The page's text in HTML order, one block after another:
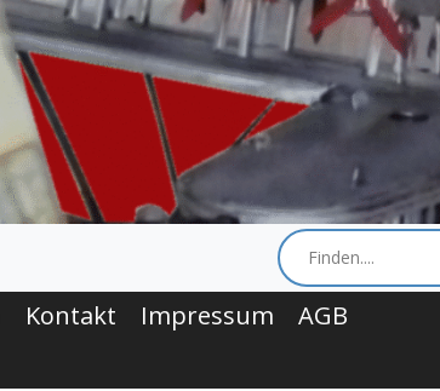
Kontakt Impressum
AGB